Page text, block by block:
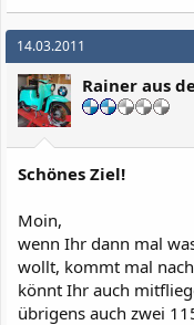
14.03.2011
Rainer aus
Schönes Ziel!
Moin,
wenn Ihr dann mal
wollt, kommt mal
könnt Ihr auch
übrigens auch zwei